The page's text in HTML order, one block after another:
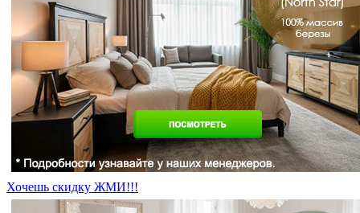
Хочешь скидку ЖМИ!!!